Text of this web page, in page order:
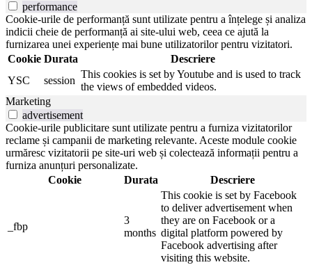
performance
Cookie-urile de performanță sunt utilizate pentru a înțelege și analiza
indicii cheie de performanță ai site-ului web, ceea ce ajută la
furnizarea unei experiențe mai bune utilizatorilor pentru vizitatori.
Cookie Durata
Descriere
YSC
session
This cookies is set by Youtube and is used to track
the views of embedded videos.
Marketing
advertisement
Cookie-urile publicitare sunt utilizate pentru a furniza vizitatorilor
reclame și campanii de marketing relevante. Aceste module cookie
urmăresc vizitatorii pe site-uri web și colectează informații pentru a
furniza anunțuri personalizate.
Cookie
Durata Descriere
_fbp
3
months
This cookie is set by Facebook
to deliver advertisement when
they are on Facebook or a
digital platform powered by
Facebook advertising after
visiting this website.